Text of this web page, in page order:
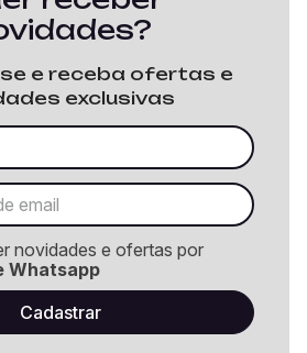
e receba ofertas e
exclusivas
novidades e ofertas por
Whatsapp